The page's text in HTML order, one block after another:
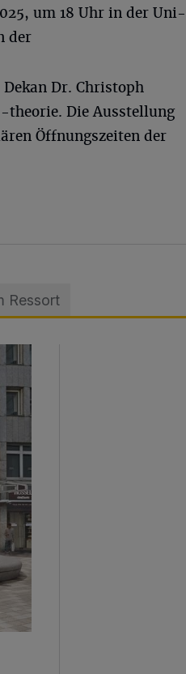
um 18 Uhr in der Uni-
der
Dr. Christoph
theorie. Die Ausstellung
Öffnungszeiten der
Ressort